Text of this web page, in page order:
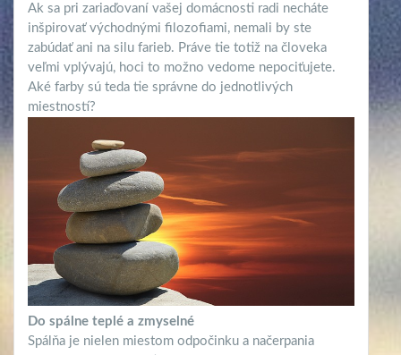
Ak sa pri zariaďovaní vašej domácnosti radi necháte
inšpirovať východnými filozofiami, nemali by ste
zabúdať ani na silu farieb. Práve tie totiž na človeka
veľmi vplývajú, hoci to možno vedome nepociťujete.
Aké farby sú teda tie správne do jednotlivých
miestností?
Do spálne teplé a zmyselné
Spálňa je nielen miestom odpočinku a načerpania